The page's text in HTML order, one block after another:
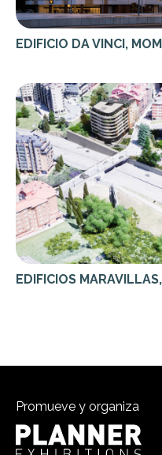
EDIFICIO DA VINCI,
EDIFICIOS
Promueve y organiza